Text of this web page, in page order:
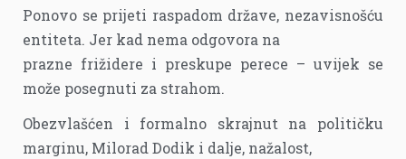
Ponovo se prijeti raspadom države, nezavisnošću
entiteta. Jer kad nema odgovora na
prazne frižidere i preskupe perece – uvijek se
može posegnuti za strahom.
Obezvlašćen i formalno skrajnut na političku
marginu, Milorad Dodik i dalje, nažalost,